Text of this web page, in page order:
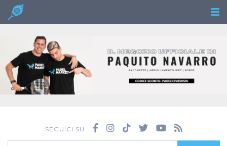
SEGUICI SU